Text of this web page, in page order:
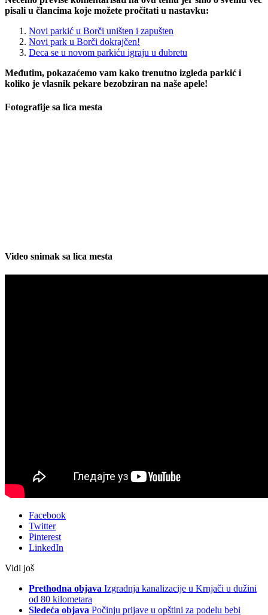
pisali u člancima koje možete pročitati u nastavku:
Novi parkić u Borči uništen i zapušten
Novi park u Borči dokrajčen!
Deca se u novom parkiću igraju u đubretu
Međutim, pokazaćemo vam kako trenutno izgleda parkić i
koliko je vlasnik pekare bezobziran na naše apele!
Fotografije sa lica mesta
Video snimak sa lica mesta
Facebook
Twitter
Pinterest
LinkedIn
Vidi još
Prethodna objava Izgradnja kanalizacije u Krnjači u dužini
od 80 kilometara
Sledeća objava Počinju prijave u opštini za podelu bebi